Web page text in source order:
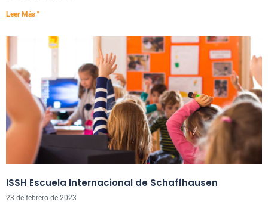
Leer Más "
ISSH Escuela Internacional de Schaffhausen
23 de febrero de 2023